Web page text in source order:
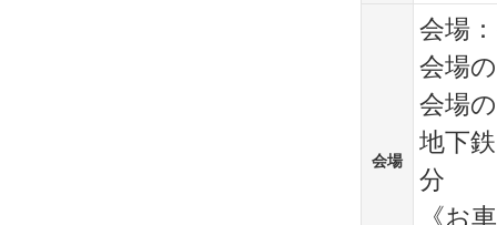
会場
会場
会場
会場
地下
分
《お